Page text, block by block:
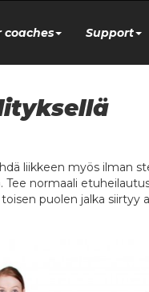
coaches Support
liikkeen myös ilman
normaali
puolen jalka siirtyy